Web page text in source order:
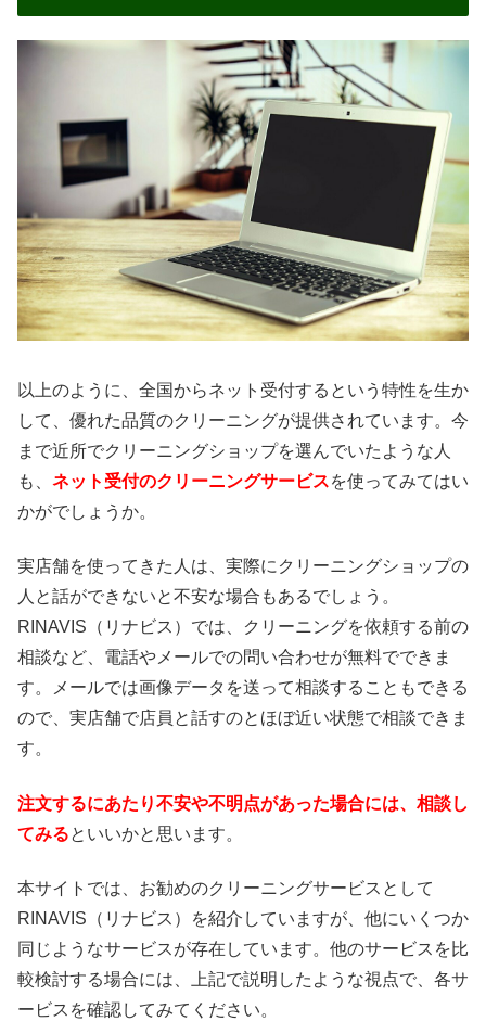
以上のように、全国からネット受付するという特性を生か
して、優れた品質のクリーニングが提供されています。今
まで近所でクリーニングショップを選んでいたような人
も、 ネット受付のクリーニングサービスを使ってみてはい
かがでしょうか。
実店舗を使ってきた人は、実際にクリーニングショップの
人と話ができないと不安な場合もあるでしょう。
RINAVIS（リナビス）では、クリーニングを依頼する前の
相談など、電話やメールでの問い合わせが無料でできま
す。メールでは画像データを送って相談することもできる
ので、実店舗で店員と話すのとほぼ近い状態で相談できま
す。
注文するにあたり不安や不明点があった場合には、相談し
てみるといいかと思います。
本サイトでは、お勧めのクリーニングサービスとして
RINAVIS（リナビス）を紹介していますが、他にいくつか
同じようなサービスが存在しています。他のサービスを比
較検討する場合には、上記で説明したような視点で、各サ
ービスを確認してみてください。